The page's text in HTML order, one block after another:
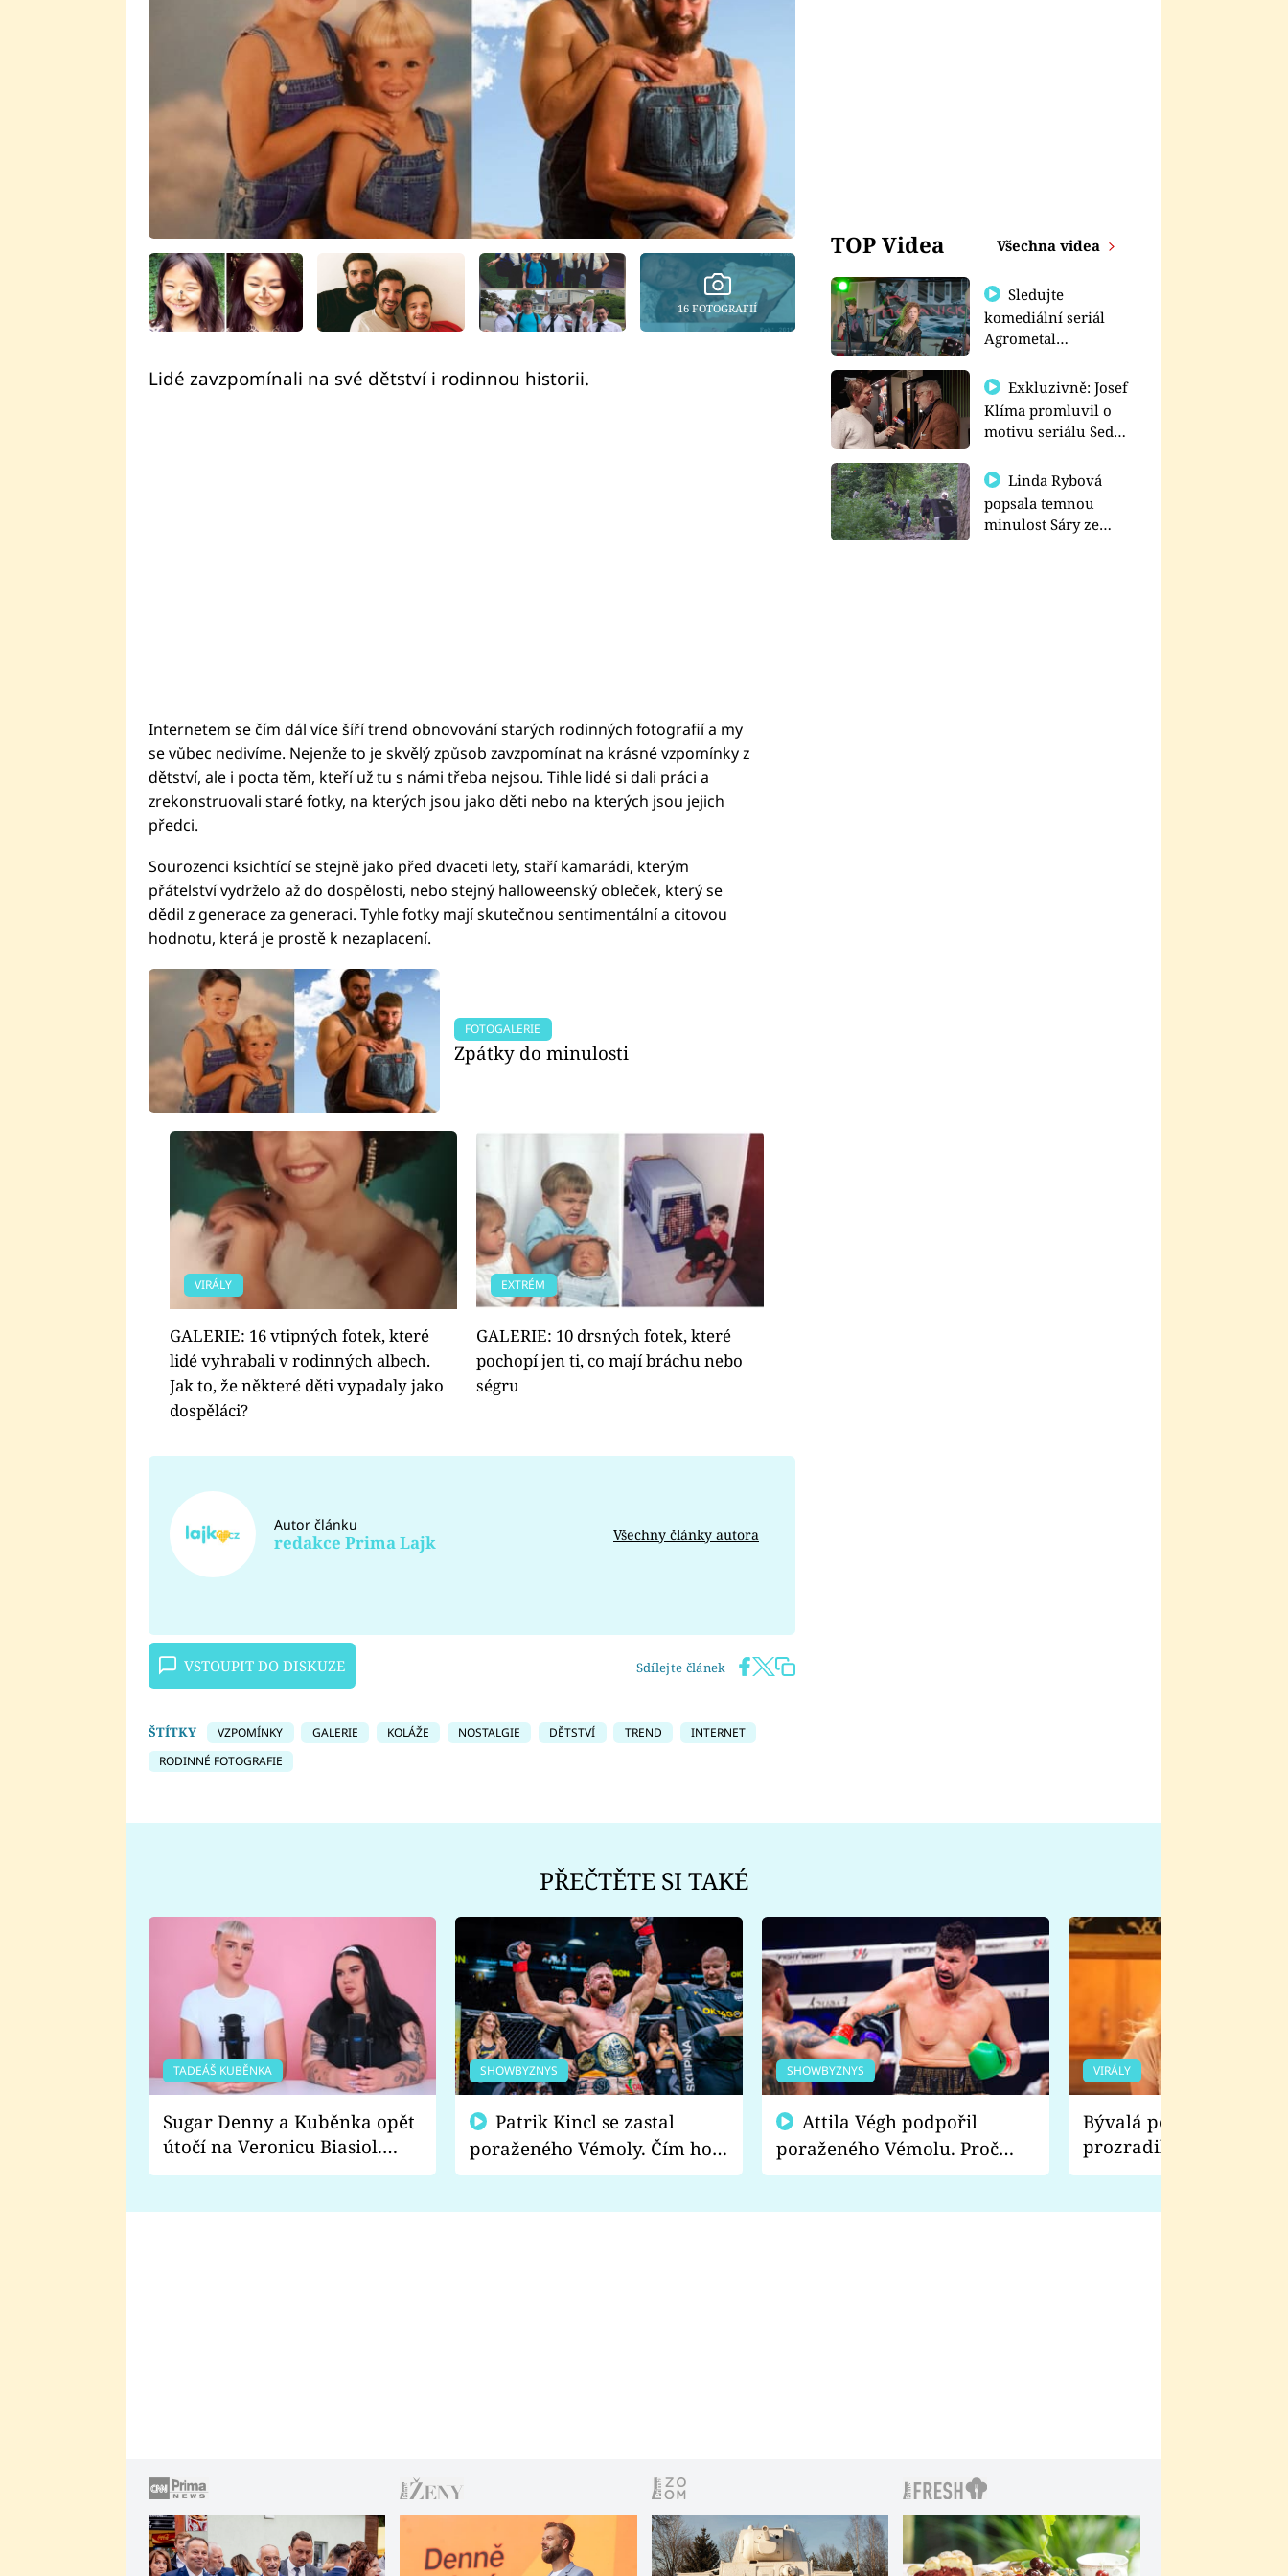
16 FOTOGRAFIÍ
Lidé zavzpomínali na své dětství i rodinnou historii.
Internetem se čím dál více šíří trend obnovování starých rodinných fotografií a my
se vůbec nedivíme. Nejenže to je skvělý způsob zavzpomínat na krásné vzpomínky z
dětství, ale i pocta těm, kteří už tu s námi třeba nejsou. Tihle lidé si dali práci a
zrekonstruovali staré fotky, na kterých jsou jako děti nebo na kterých jsou jejich
předci.
Sourozenci ksichtící se stejně jako před dvaceti lety, staří kamarádi, kterým
přátelství vydrželo až do dospělosti, nebo stejný halloweenský obleček, který se
dědil z generace za generaci. Tyhle fotky mají skutečnou sentimentální a citovou
hodnotu, která je prostě k nezaplacení.
FOTOGALERIE
Zpátky do minulosti
VIRÁLY
GALERIE: 16 vtipných fotek, které
lidé vyhrabali v rodinných albech.
Jak to, že některé děti vypadaly jako
dospěláci?
EXTRÉM
GALERIE: 10 drsných fotek, které
pochopí jen ti, co mají bráchu nebo
ségru
Autor článku
redakce Prima Lajk Všechny články autora
VSTOUPIT DO DISKUZE Sdílejte článek
ŠTÍTKY VZPOMÍNKY GALERIE KOLÁŽE NOSTALGIE DĚTSTVÍ TREND
INTERNET
RODINNÉ FOTOGRAFIE
TOP Videa Všechna videa
Sledujte
komediální seriál
Agrometal
prima+
Exkluzivně: Josef
Klíma promluvil o
motivu seriálu Sedm
Linda Rybová
popsala temnou
minulost Sáry ze
PŘEČTĚTE SI TAKÉ
TADEÁŠ KUBĚNKA
Sugar Denny a Kuběnka opět
útočí na Veronicu Biasiol.
Proč je podle nich falešná a
SHOWBYZNYS
poraženého Vémoly. Čím ho
fanoušci naštvali?
SHOWBYZNYS
poraženého Vémolu. Proč
chce raději zápasit s ním než
VIRÁLY
Bývalá pornoherečka
prozradila, co ji
natáčení Euforie.